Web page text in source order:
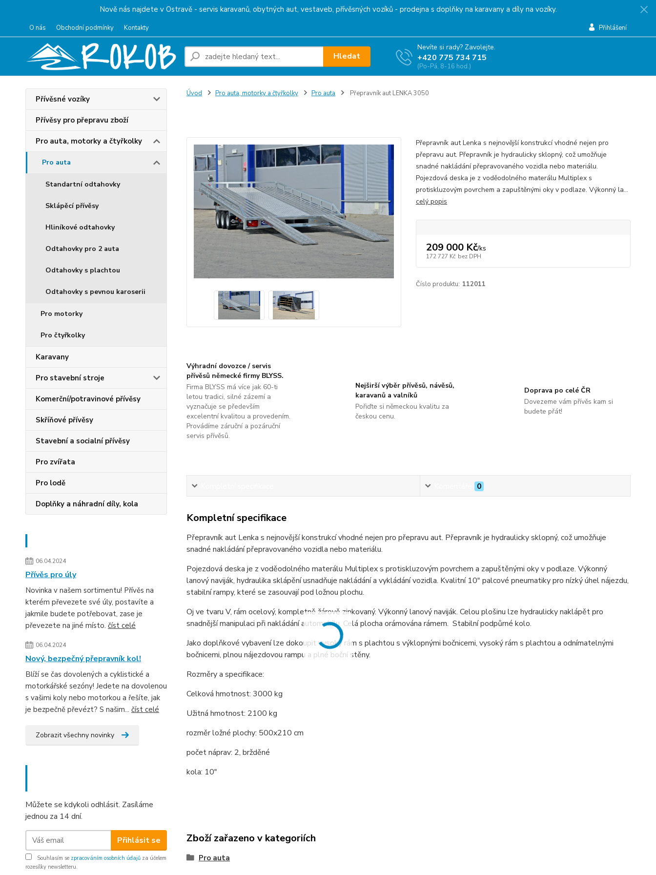
Nově nás najdete v Ostravě - servis karavanů, obytných aut, vestaveb, přívěsných vozíků - prodejna s doplňky na karavany a díly na vozíky.
O nás Obchodní podmínky Kontakty Přihlášení
Hledat
Nevíte si rady? Zavolejte.
+420 775 734 715
(Po-Pá, 8-16 hod.)
Přívěsné vozíky
Přívěsy pro přepravu zboží
Pro auta, motorky a čtyřkolky
Pro auta
Standartní odtahovky
Sklápěcí přívěsy
Hliníkové odtahovky
Odtahovky pro 2 auta
Odtahovky s plachtou
Odtahovky s pevnou karoserii
Pro motorky
Pro čtyřkolky
Karavany
Pro stavební stroje
Komerční/potravinové přívěsy
Skříňové přívěsy
Stavební a socialní přívěsy
Pro zvířata
Pro lodě
Doplňky a náhradní díly, kola
06.04.2024
Přívěs pro úly
Novinka v našem sortimentu! Přívěs na
kterém převezete své úly, postavíte a
jakmile budete potřebovat, zase je
převezete na jiné místo. číst celé
06.04.2024
Nový, bezpečný přepravník kol!
Blíží se čas dovolených a cyklistické a
motorkářské sezóny! Jedete na dovolenou
s vašimi koly nebo motorkou a řešíte, jak
je bezpečně převézt? S našim... číst celé
Zobrazit všechny novinky
Můžete se kdykoli odhlásit. Zasíláme
jednou za 14 dní.
Přihlásit se
Souhlasím se zpracováním osobních údajů za účelem
rozesílky newsletteru.
Úvod Pro auta, motorky a čtyřkolky Pro auta Přepravník aut LENKA 3050
Přepravník aut Lenka s nejnovější konstrukcí vhodné nejen pro
přepravu aut. Přepravník je hydraulicky sklopný, což umožňuje
snadné nakládání přepravovaného vozidla nebo materiálu.
Pojezdová deska je z voděodolného materálu Multiplex s
protiskluzovým povrchem a zapuštěnými oky v podlaze. Výkonný la...
celý popis
209 000 Kč/ks
172 727 Kč bez DPH
Číslo produktu: 112011
Výhradní dovozce / servis
přívěsů německé firmy BLYSS.
Firma BLYSS má více jak 60-ti
letou tradici, silné zázemí a
vyznačuje se především
excelentní kvalitou a provedením.
Provádíme záruční a pozáruční
servis přívěsů.
Nejširší výběr přívěsů, návěsů,
karavanů a valníků
Pořiďte si německou kvalitu za
českou cenu.
Doprava po celé ČR
Dovezeme vám přívěs kam si
budete přát!
0
Kompletní specifikace
Přepravník aut Lenka s nejnovější konstrukcí vhodné nejen pro přepravu aut. Přepravník je hydraulicky sklopný, což umožňuje
snadné nakládání přepravovaného vozidla nebo materiálu.
Pojezdová deska je z voděodolného materálu Multiplex s protiskluzovým povrchem a zapuštěnými oky v podlaze. Výkonný
lanový naviják, hydraulika sklápění usnadňuje nakládání a vykládání vozidla. Kvalitní 10" palcové pneumatiky pro nízký úhel nájezdu,
stabilní rampy, které se zasouvají pod ložnou plochu.
Oj ve tvaru V, rám ocelový, kompletně žárově zinkovaný. Výkonný lanový naviják. Celou plošinu lze hydraulicky naklápět pro
snadnější manipulaci při nakládání automobilu. Celá plocha orámována rámem. Stabilní podpůrné kolo.
Jako doplňkové vybavení lze dokoupit vysoký rám s plachtou s výklopnými bočnicemi, vysoký rám s plachtou a odnímatelnými
bočnicemi, plnou nájezdovou rampu a plné boční stěny.
Rozměry a specifikace:
Celková hmotnost: 3000 kg
Užitná hmotnost: 2100 kg
rozměr ložné plochy: 500x210 cm
počet náprav: 2, bržděné
kola: 10"
Zboží zařazeno v kategoriích
Pro auta